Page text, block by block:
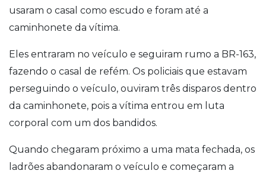
usaram o casal como escudo e foram até a
caminhonete da vítima.
Eles entraram no veículo e seguiram rumo a BR-163,
fazendo o casal de refém. Os policiais que estavam
perseguindo o veículo, ouviram três disparos dentro
da caminhonete, pois a vítima entrou em luta
corporal com um dos bandidos.
Quando chegaram próximo a uma mata fechada, os
ladrões abandonaram o veículo e começaram a